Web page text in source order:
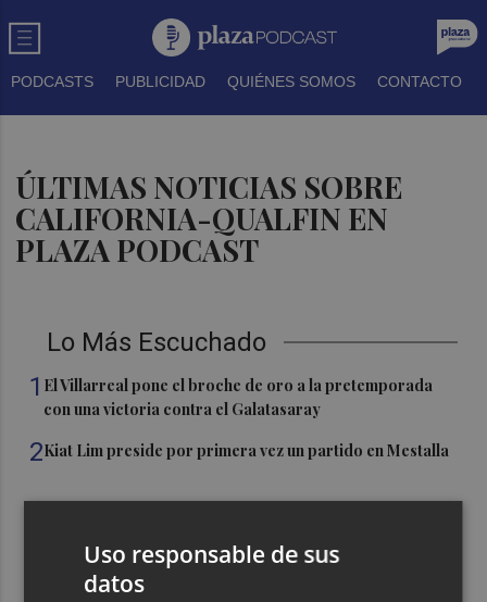
PODCASTS PUBLICIDAD QUIÉNES SOMOS CONTACTO
ÚLTIMAS NOTICIAS SOBRE
CALIFORNIA-QUALFIN EN
PLAZA PODCAST
Lo Más Escuchado
1 El Villarreal pone el broche de oro a la pretemporada
con una victoria contra el Galatasaray
2Kiat Lim preside por primera vez un partido en Mestalla
Aemet prevé peligro de incendios "muy alto" o
Uso responsable de sus
datos